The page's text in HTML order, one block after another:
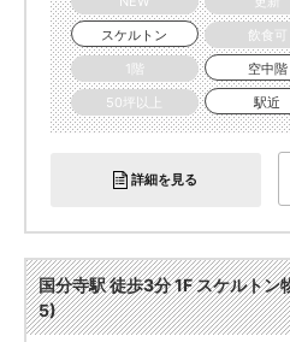
スケルトン
飲食可
1階
空中階
50坪以上
駅近
詳細を見る
国分寺駅 徒歩3分 1F スケルト
5)